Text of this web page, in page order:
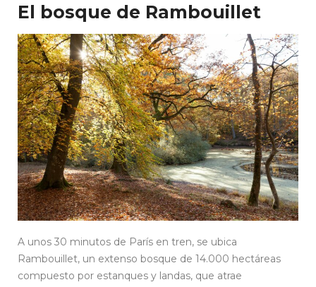
El bosque de Rambouillet
A unos 30 minutos de París en tren, se ubica
Rambouillet, un extenso bosque de 14.000 hectáreas
compuesto por estanques y landas, que atrae